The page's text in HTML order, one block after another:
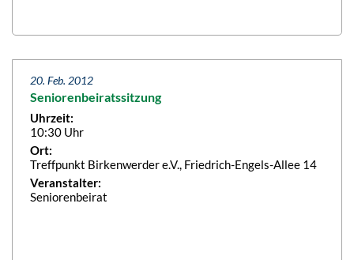
20. Feb. 2012
Seniorenbeiratssitzung
Uhrzeit:
10:30 Uhr
Ort:
Treffpunkt Birkenwerder e.V., Friedrich-Engels-Allee 14
Veranstalter:
Seniorenbeirat